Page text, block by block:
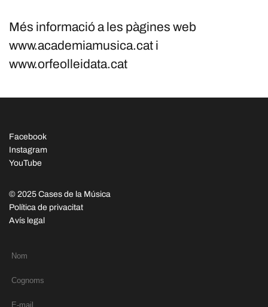
Més informació a les pàgines web
www.academiamusica.cat i
www.orfeolleidata.cat
Facebook
Instagram
YouTube
© 2025 Cases de la Música
Política de privacitat
Avís legal